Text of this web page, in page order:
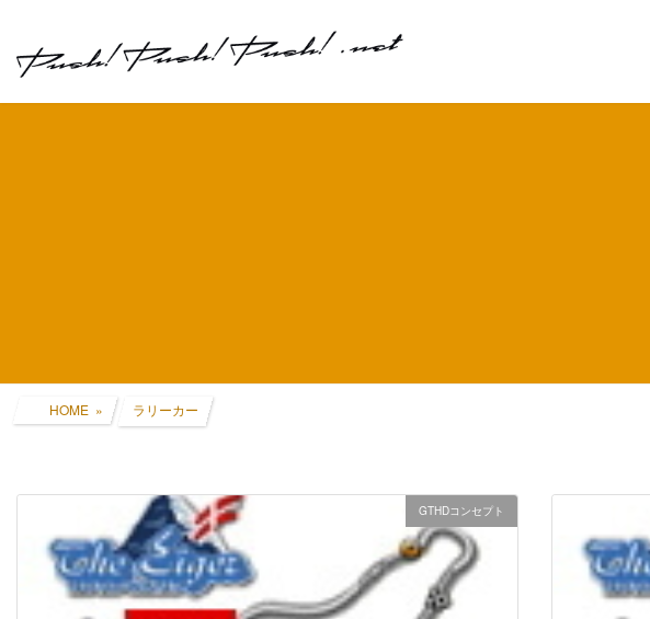
HOME ラリーカー
GTHDコンセプト